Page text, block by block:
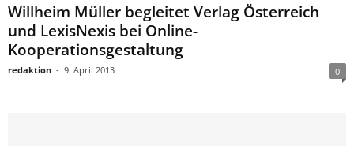
Willheim Müller begleitet Verlag Österreich
und LexisNexis bei Online-
Kooperationsgestaltung
redaktion - 9. April 2013 0